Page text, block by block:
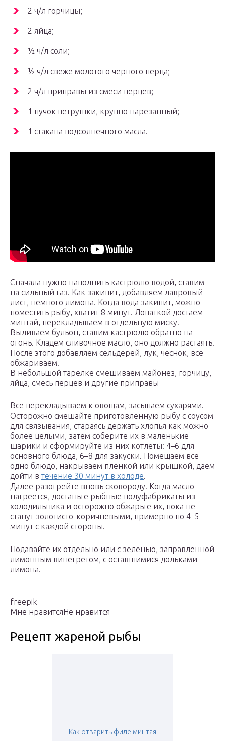
2 ч/л горчицы;
2 яйца;
½ ч/л соли;
½ ч/л свеже молотого черного перца;
2 ч/л приправы из смеси перцев;
1 пучок петрушки, крупно нарезанный;
1 стакана подсолнечного масла.
Сначала нужно наполнить кастрюлю водой, ставим
на сильный газ. Как закипит, добавляем лавровый
лист, немного лимона. Когда вода закипит, можно
поместить рыбу, хватит 8 минут. Лопаткой достаем
минтай, перекладываем в отдельную миску.
Выливаем бульон, ставим кастрюлю обратно на
огонь. Кладем сливочное масло, оно должно растаять.
После этого добавляем сельдерей, лук, чеснок, все
обжариваем.
В небольшой тарелке смешиваем майонез, горчицу,
яйца, смесь перцев и другие приправы
Все перекладываем к овощам, засыпаем сухарями.
Осторожно смешайте приготовленную рыбу с соусом
для связывания, стараясь держать хлопья как можно
более целыми, затем соберите их в маленькие
шарики и сформируйте из них котлеты: 4–6 для
основного блюда, 6–8 для закуски. Помещаем все
одно блюдо, накрываем пленкой или крышкой, даем
дойти в течение 30 минут в холоде.
Далее разогрейте вновь сковороду. Когда масло
нагреется, достаньте рыбные полуфабрикаты из
холодильника и осторожно обжарьте их, пока не
станут золотисто-коричневыми, примерно по 4–5
минут с каждой стороны.
Подавайте их отдельно или с зеленью, заправленной
лимонным винегретом, с оставшимися дольками
лимона.
freepik
Мне нравитсяНе нравится
Рецепт жареной рыбы
Как отварить филе минтая